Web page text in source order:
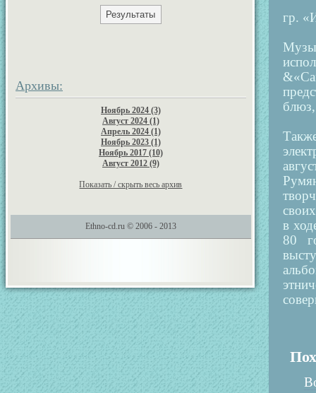
Архивы:
Ноябрь 2024 (3)
Август 2024 (1)
Апрель 2024 (1)
Ноябрь 2023 (1)
Ноябрь 2017 (10)
Август 2012 (9)
Показать / скрыть весь архив
Ethno-cd.ru © 2006 - 2013
гр.
в
80